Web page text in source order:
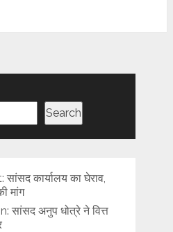
Search
कार्यालय का घेराव,
मांग
सांसद अनुप धोत्रे ने वित्त